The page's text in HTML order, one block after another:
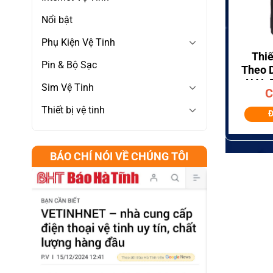
Nổi bật
Phụ Kiện Vệ Tinh
Pin & Bộ Sạc
Sim Vệ Tinh
Thiết bị vệ tinh
BÁO CHÍ NÓI VỀ CHÚNG TÔI
Theo
NAL
Tính